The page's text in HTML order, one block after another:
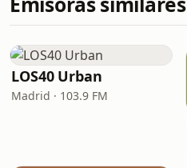
LOS40 Urban
Madrid · 103.9 FM